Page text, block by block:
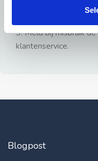
3: Meld bij misbruik
klantenservice.
Blogpost